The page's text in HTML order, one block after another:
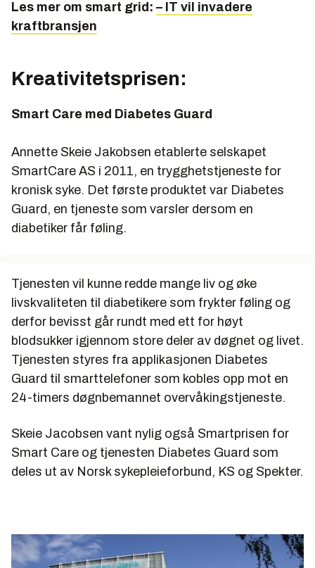
Les mer om smart grid: – IT vil invadere
kraftbransjen
Kreativitetsprisen:
Smart Care med Diabetes Guard
Annette Skeie Jakobsen etablerte selskapet
SmartCare AS i 2011, en trygghetstjeneste for
kronisk syke. Det første produktet var Diabetes
Guard, en tjeneste som varsler dersom en
diabetiker får føling.
Tjenesten vil kunne redde mange liv og øke
livskvaliteten til diabetikere som frykter føling og
derfor bevisst går rundt med ett for høyt
blodsukker igjennom store deler av døgnet og livet.
Tjenesten styres fra applikasjonen Diabetes
Guard til smarttelefoner som kobles opp mot en
24-timers døgnbemannet overvåkingstjeneste.
Skeie Jacobsen vant nylig også Smartprisen for
Smart Care og tjenesten Diabetes Guard som
deles ut av Norsk sykepleieforbund, KS og Spekter.